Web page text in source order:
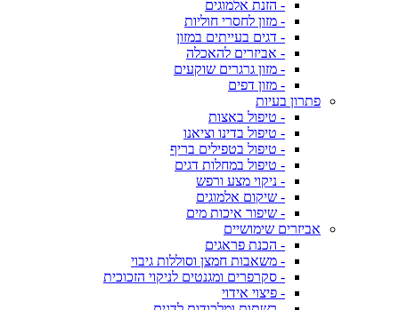
- הזנת אלמוגים
- מזון לחסרי חוליות
- דגים בעייתים במזון
- אביזרים להאכלה
- מזון גרגרים שוקעים
- מזון דפים
פתרון בעיות
- טיפול באצות
- טיפול בדינו וציאנו
- טיפול בטפילים בריף
- טיפול במחלות דגים
- ניקוי מצע ורפש
- שיקום אלמוגים
- שיפור איכות מים
אביזרים שימושיים
- הכנת פראגים
- משאבות חמצן וסוללות גיבוי
- סקרפרים ומגנטים לניקוי הזכוכית
- פיצוי אידוי